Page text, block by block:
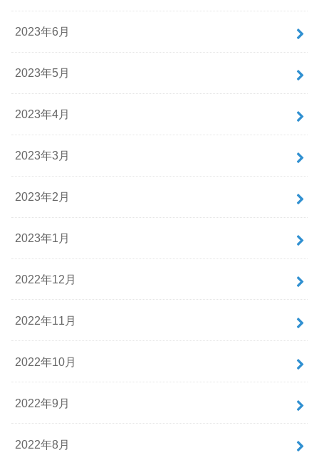
2023年6月
2023年5月
2023年4月
2023年3月
2023年2月
2023年1月
2022年12月
2022年11月
2022年10月
2022年9月
2022年8月